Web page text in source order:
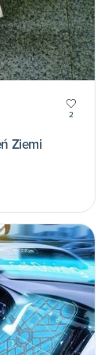
2
Ziemi